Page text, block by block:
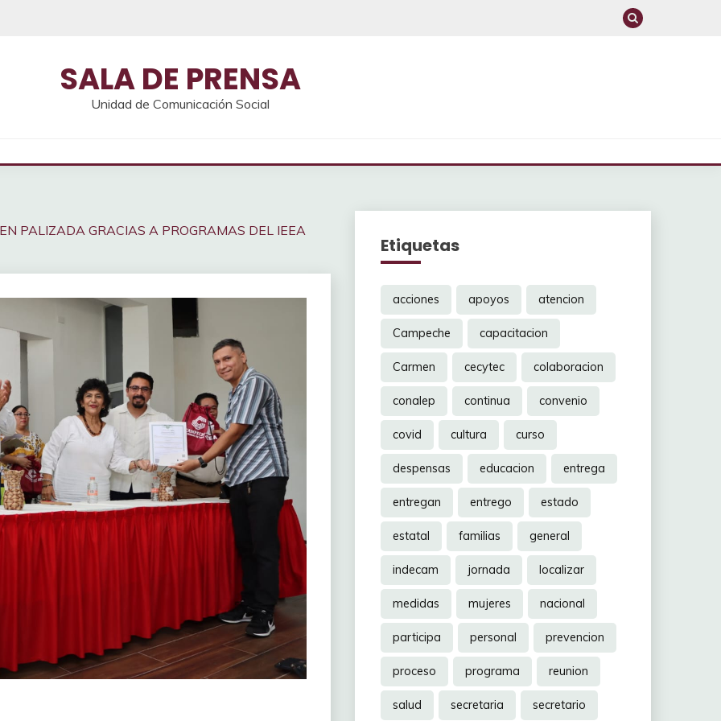
SALA DE PRENSA
Unidad de Comunicación Social
PALIZADA GRACIAS A PROGRAMAS DEL IEEA
Etiquetas
acciones apoyos atencion
Campeche capacitacion
Carmen cecytec colaboracion
conalep continua convenio
covid cultura curso
despensas educacion entrega
entregan entrego estado
estatal familias general
indecam jornada localizar
medidas mujeres nacional
participa personal prevencion
proceso programa reunion
salud secretaria secretario